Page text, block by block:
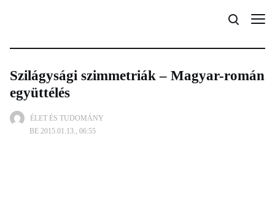
ÉLET ÉS TUDOMÁNY
BE 2015.01.13., 06:55
Szilágysági szimmetriák – Magyar-román
együttélés